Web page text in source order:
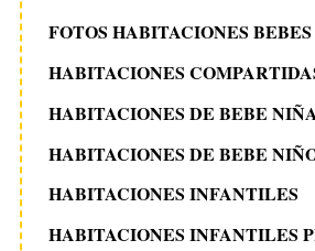
FOTOS HABITACIONES BEBES
HABITACIONES
HABITACIONES DE BEBE
HABITACIONES DE BEBE
HABITACIONES INFANTILES
HABITACIONES INFANTILES